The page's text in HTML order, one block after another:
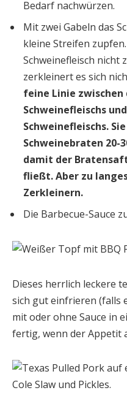
Bedarf nachwürzen.
Mit zwei Gabeln das
kleine Streifen
Schweinefleisch nicht
zerkleinert es sich
feine Linie zwischen
Schweinefleischs
Schweinefleischs.
Schweinebraten 20-
damit der
fließt. Aber zu
Zerkleinern.
Die Barbecue-Sauce
Dieses herrlich leckere
sich gut einfrieren (falls
mit oder ohne Sauce in
fertig, wenn der Appetit